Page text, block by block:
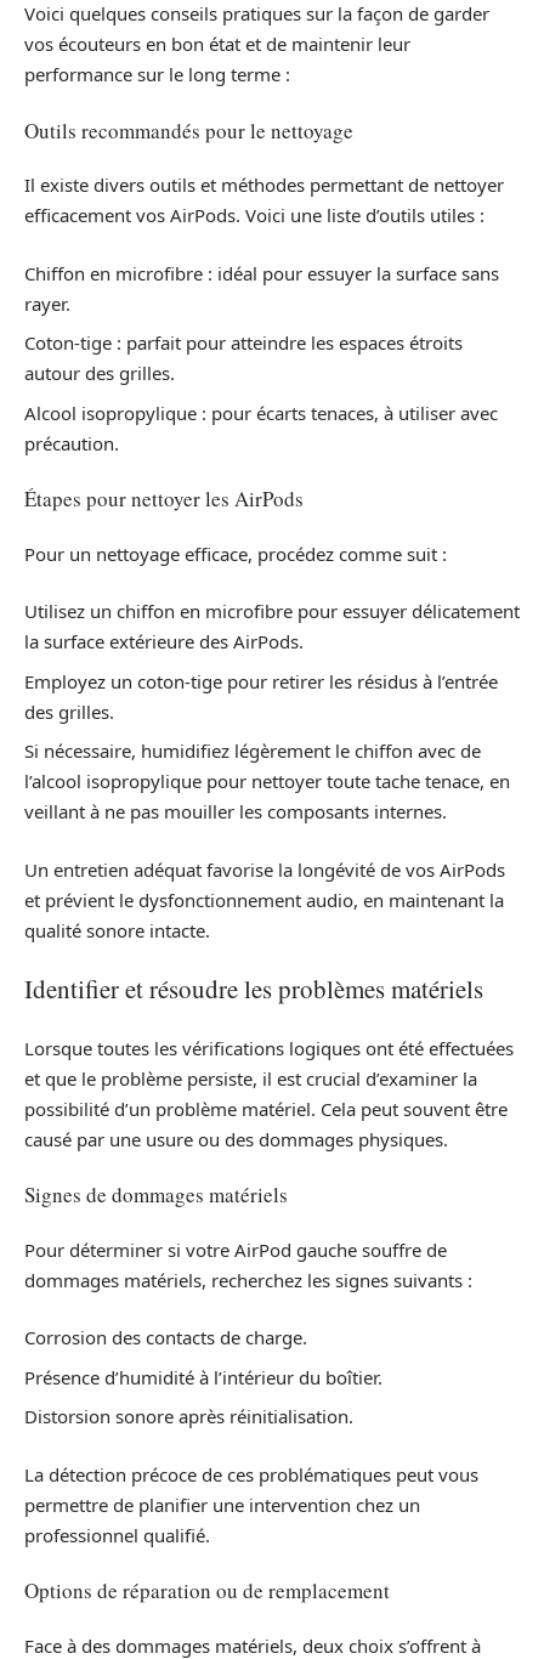
Voici quelques conseils pratiques sur la façon de garder
vos écouteurs en bon état et de maintenir leur
performance sur le long terme :
Outils recommandés pour le nettoyage
Il existe divers outils et méthodes permettant de nettoyer
efficacement vos AirPods. Voici une liste d’outils utiles :
Chiffon en microfibre : idéal pour essuyer la surface sans
rayer.
Coton-tige : parfait pour atteindre les espaces étroits
autour des grilles.
Alcool isopropylique : pour écarts tenaces, à utiliser avec
précaution.
Étapes pour nettoyer les AirPods
Pour un nettoyage efficace, procédez comme suit :
Utilisez un chiffon en microfibre pour essuyer délicatement
la surface extérieure des AirPods.
Employez un coton-tige pour retirer les résidus à l’entrée
des grilles.
Si nécessaire, humidifiez légèrement le chiffon avec de
l’alcool isopropylique pour nettoyer toute tache tenace, en
veillant à ne pas mouiller les composants internes.
Un entretien adéquat favorise la longévité de vos AirPods
et prévient le dysfonctionnement audio, en maintenant la
qualité sonore intacte.
Identifier et résoudre les problèmes matériels
Lorsque toutes les vérifications logiques ont été effectuées
et que le problème persiste, il est crucial d’examiner la
possibilité d’un problème matériel. Cela peut souvent être
causé par une usure ou des dommages physiques.
Signes de dommages matériels
Pour déterminer si votre AirPod gauche souffre de
dommages matériels, recherchez les signes suivants :
Corrosion des contacts de charge.
Présence d’humidité à l’intérieur du boîtier.
Distorsion sonore après réinitialisation.
La détection précoce de ces problématiques peut vous
permettre de planifier une intervention chez un
professionnel qualifié.
Options de réparation ou de remplacement
Face à des dommages matériels, deux choix s’offrent à